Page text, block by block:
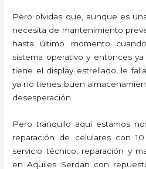
Pero olvidas que, aunque es
necesita de mantenimiento
hasta último momento
sistema operativo y entonces
tiene el display estrellado, le
ya no tienes buen
desesperación.
Pero tranquilo aquí estamos
reparación de celulares con
servicio técnico, reparación y
en Aquiles Serdan con